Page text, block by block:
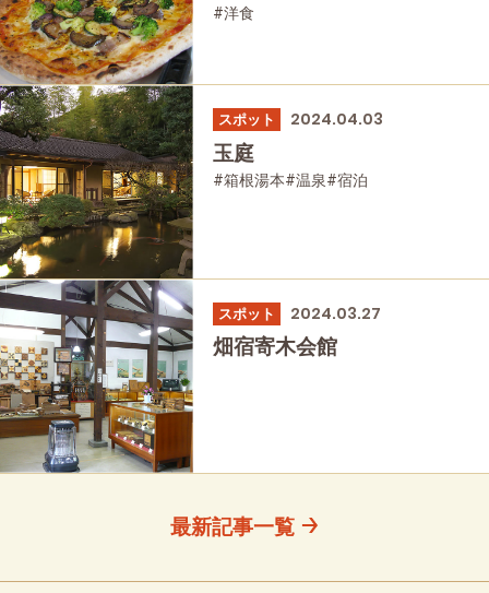
#洋食
スポット 2024.04.03
玉庭
#箱根湯本#温泉#宿泊
スポット 2024.03.27
畑宿寄木会館
最新記事一覧